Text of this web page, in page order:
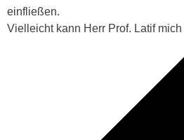
einfließen.
Vielleicht kann Herr Prof. Latif